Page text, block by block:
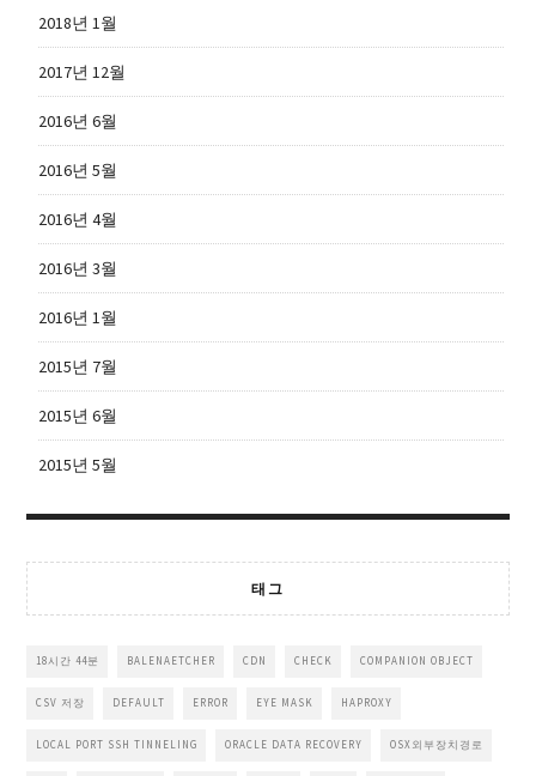
2018년 1월
2017년 12월
2016년 6월
2016년 5월
2016년 4월
2016년 3월
2016년 1월
2015년 7월
2015년 6월
2015년 5월
태그
18시간 44분 BALENAETCHER CDN CHECK COMPANION OBJECT
CSV 저장 DEFAULT ERROR EYE MASK HAPROXY
LOCAL PORT SSH TINNELING ORACLE DATA RECOVERY OSX외부장치경로